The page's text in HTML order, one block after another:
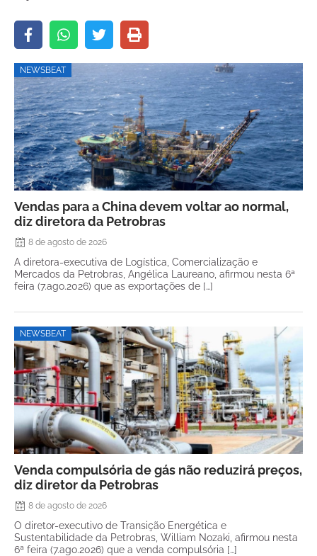
NEWSBEAT
Vendas para a China devem voltar ao normal,
diz diretora da Petrobras
8 de agosto de 2026
A diretora-executiva de Logística, Comercialização e
Mercados da Petrobras, Angélica Laureano, afirmou nesta 6ª
feira (7.ago.2026) que as exportações de […]
NEWSBEAT
Venda compulsória de gás não reduzirá preços,
diz diretor da Petrobras
8 de agosto de 2026
O diretor-executivo de Transição Energética e
Sustentabilidade da Petrobras, William Nozaki, afirmou nesta
6ª feira (7.ago.2026) que a venda compulsória […]